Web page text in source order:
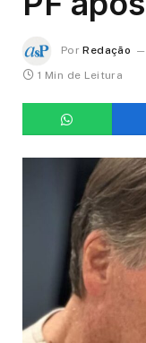
Por Redação
1 Min de Leitura